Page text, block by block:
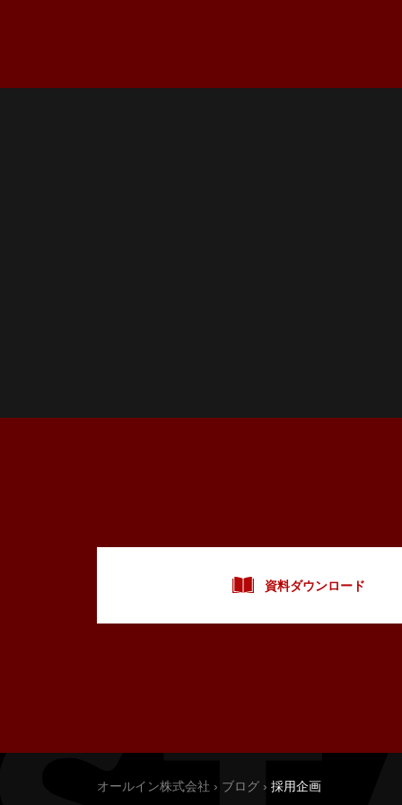
資料ダウンロード
オールイン株式会社 › ブログ › 採用企画